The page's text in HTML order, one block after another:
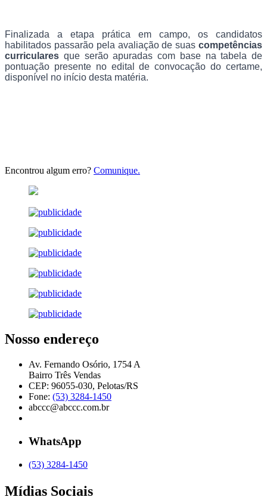
Finalizada a etapa prática em campo, os candidatos
habilitados passarão pela avaliação de suas competências
curriculares que serão apuradas com base na tabela de
pontuação presente no edital de convocação do certame,
disponível no início desta matéria.
Encontrou algum erro? Comunique.
Nosso endereço
Av. Fernando Osório, 1754 A
Bairro Três Vendas
CEP: 96055-030, Pelotas/RS
Fone: (53) 3284-1450
abccc@abccc.com.br
WhatsApp
(53) 3284-1450
Mídias Sociais